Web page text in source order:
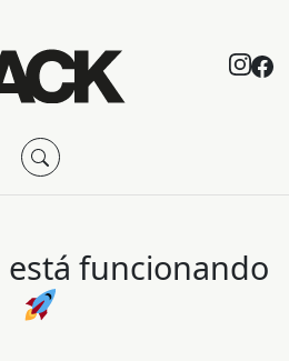
funcionando